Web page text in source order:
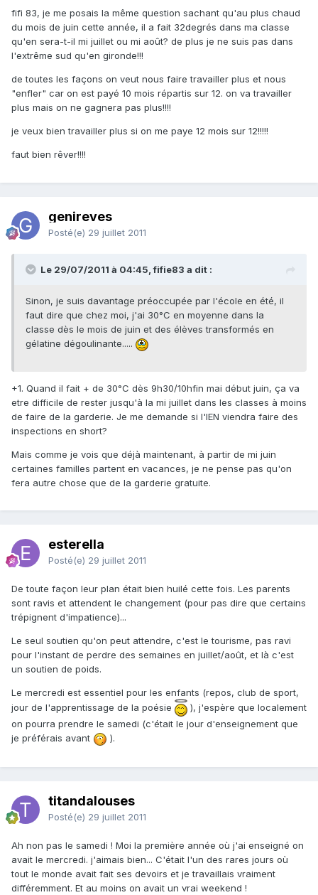
fifi 83, je me posais la même question sachant qu'au plus chaud
du mois de juin cette année, il a fait 32degrés dans ma classe
qu'en sera-t-il mi juillet ou mi août? de plus je ne suis pas dans
l'extrême sud qu'en gironde!!!
de toutes les façons on veut nous faire travailler plus et nous
"enfler" car on est payé 10 mois répartis sur 12. on va travailler
plus mais on ne gagnera pas plus!!!!
je veux bien travailler plus si on me paye 12 mois sur 12!!!!!
faut bien rêver!!!!
genireves
Posté(e) 29 juillet 2011
Le 29/07/2011 à 04:45, fifie83 a dit :
Sinon, je suis davantage préoccupée par l'école en été, il
faut dire que chez moi, j'ai 30°C en moyenne dans la
classe dès le mois de juin et des élèves transformés en
gélatine dégoulinante.....
+1. Quand il fait + de 30°C dès 9h30/10hfin mai début juin, ça va
etre difficile de rester jusqu'à la mi juillet dans les classes à moins
de faire de la garderie. Je me demande si l'IEN viendra faire des
inspections en short?
Mais comme je vois que déjà maintenant, à partir de mi juin
certaines familles partent en vacances, je ne pense pas qu'on
fera autre chose que de la garderie gratuite.
esterella
Posté(e) 29 juillet 2011
De toute façon leur plan était bien huilé cette fois. Les parents
sont ravis et attendent le changement (pour pas dire que certains
trépignent d'impatience)...
Le seul soutien qu'on peut attendre, c'est le tourisme, pas ravi
pour l'instant de perdre des semaines en juillet/août, et là c'est
un soutien de poids.
Le mercredi est essentiel pour les enfants (repos, club de sport,
jour de l'apprentissage de la poésie
), j'espère que localement
on pourra prendre le samedi (c'était le jour d'enseignement que
je préférais avant
).
titandalouses
Posté(e) 29 juillet 2011
Ah non pas le samedi ! Moi la première année où j'ai enseigné on
avait le mercredi. j'aimais bien... C'était l'un des rares jours où
tout le monde avait fait ses devoirs et je travaillais vraiment
différemment. Et au moins on avait un vrai weekend !